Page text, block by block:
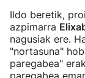
Ildo beretik,
azpimarra
nagusiak ere.
"nortasuna"
paregabea"
paregabea